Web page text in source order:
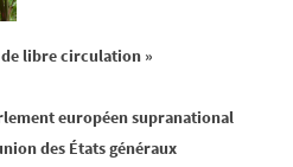
de libre circulation »
européen supranational
des États généraux